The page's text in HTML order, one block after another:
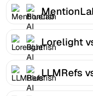
Lorelight
LLMRefs